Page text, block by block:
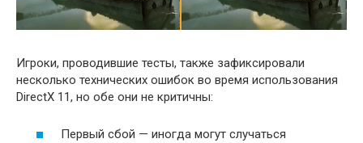
Игроки, проводившие тесты, также зафиксировали
несколько технических ошибок во время использования
DirectX 11, но обе они не критичны:
Первый сбой — иногда могут случаться